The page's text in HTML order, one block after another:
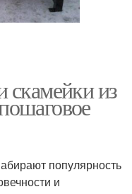
скамейки из
популярность
и